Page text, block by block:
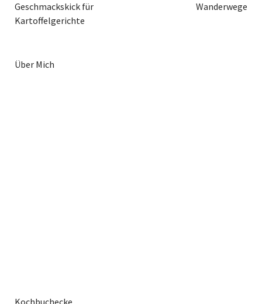
Geschmackskick für
Kartoffelgerichte
Wanderwege
Über Mich